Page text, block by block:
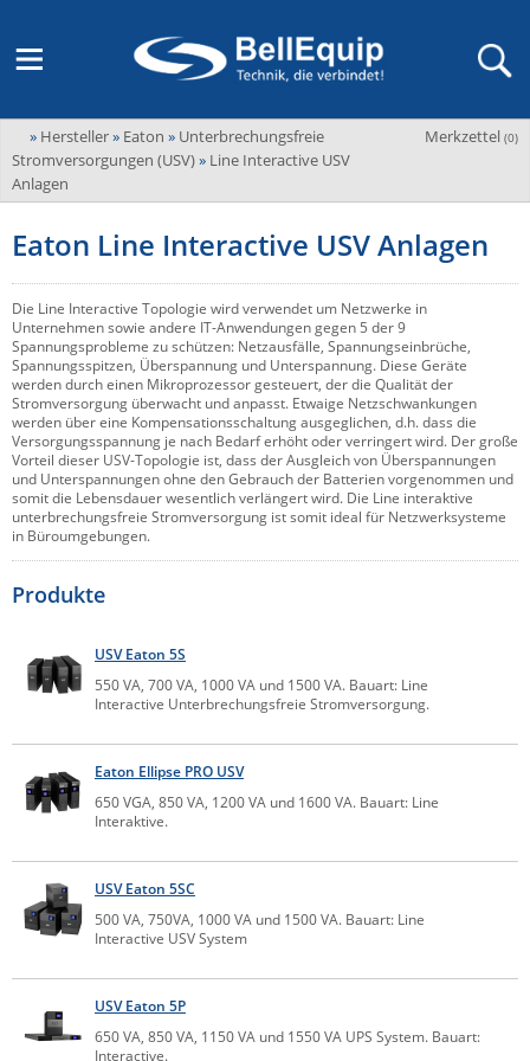
M2M Router, Antennen, VPN & SIM
Fernwartung via Mobilfunk (M2M)
SD-WAN & Bonding
Antennen
KVM & Audio/Video Signalverteilung
KVM
Kabel und Verkabelung
Audio/Video
Digital Signage
USV, Energieverteilung & -messung
USV / UPS
Energiemessung
Industrielle Stromversorgung
Energieverteilung
IoT, Umgebungsmonitoring & Sensorik
IP, WLAN & GSM Sensorik
IoT - Internet of Things
IPC, Industrielle Netzwerktechnik & WLAN
Industrielle Netzwerktechnik / Kommunikation
Industrielle Computer
Wi-Fi - WLAN - Wireless
IT Netzwerktechnik / Kommunikation
Sonstige
Adder
ADEL system
Advantech-Conel
Amit
Aten
Bachmann
Black Box
Bondix
Cambium Networks
Comet System
CompleTech
Digi
Elsys
Enginko - mcf88
Fokus Technologies
Gefen
Gude
Guntermann & Drunck
High Sec Labs
HW group
Übersicht
Neue Produkte
Veranstaltungen
Bell-Up-to-Date Magazine
Aktueller Newsletter
LAGERABVERKAUF Stromverteilung und -messung
Unternehmen
Veranstaltungen
Jobs & Karriere
News
Merkzettel (0)
» Hersteller» Eaton » Unterbrechungsfreie
Stromversorgungen (USV)» Line Interactive USV
Anlagen
Eaton Line Interactive USV Anlagen
Die Line Interactive Topologie wird verwendet um Netzwerke in
Unternehmen sowie andere IT-Anwendungen gegen 5 der 9
Spannungsprobleme zu schützen: Netzausfälle, Spannungseinbrüche,
Spannungsspitzen, Überspannung und Unterspannung. Diese Geräte
werden durch einen Mikroprozessor gesteuert, der die Qualität der
Stromversorgung überwacht und anpasst. Etwaige Netzschwankungen
werden über eine Kompensationsschaltung ausgeglichen, d.h. dass die
Versorgungsspannung je nach Bedarf erhöht oder verringert wird. Der große
Vorteil dieser USV-Topologie ist, dass der Ausgleich von Überspannungen
und Unterspannungen ohne den Gebrauch der Batterien vorgenommen und
somit die Lebensdauer wesentlich verlängert wird. Die Line interaktive
unterbrechungsfreie Stromversorgung ist somit ideal für Netzwerksysteme
in Büroumgebungen.
Produkte
USV Eaton 5S
550 VA, 700 VA, 1000 VA und 1500 VA. Bauart: Line
Interactive Unterbrechungsfreie Stromversorgung.
Eaton Ellipse PRO USV
650 VGA, 850 VA, 1200 VA und 1600 VA. Bauart: Line
Interaktive.
USV Eaton 5SC
500 VA, 750VA, 1000 VA und 1500 VA. Bauart: Line
Interactive USV System
USV Eaton 5P
650 VA, 850 VA, 1150 VA und 1550 VA UPS System. Bauart:
Interactive.